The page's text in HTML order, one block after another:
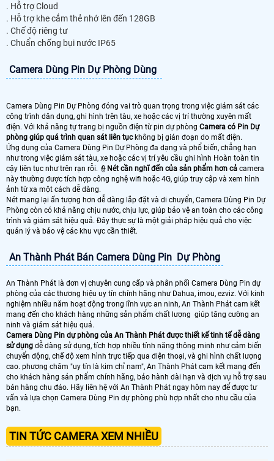
. Hỗ trợ Cloud
. Hỗ trợ khe cắm thẻ nhớ lên đến 128GB
. Chế độ riêng tư
. Chuẩn chống bụi nước IP65
Camera Dùng Pin Dự Phòng Dùng
Camera Dùng Pin Dự Phòng đóng vai trò quan trọng trong việc giám sát các
công trình dân dụng, ghi hình trên tàu, xe hoặc các vị trí thường xuyên mất
điện. Với khả năng tự trang bị nguồn điện từ pin dự phòng Camera có Pin Dự
phòng giúp quá trình quan sát liên tụckhông bị gián đoạn do mất điện.
Ứng dụng của Camera Dùng Pin Dự Phòng đa dạng và phổ biến, chẳng hạn
như trong việc giám sát tàu, xe hoặc các vị trí yêu cầu ghi hình Hoàn toàn tin
cậy liên tục như trên rạn rỗi. 👮 Nét cần nghĩ đến của sản phẩm hơn cả camera
này thường được tích hợp công nghệ wifi hoặc 4G, giúp truy cập và xem hình
ảnh từ xa một cách dễ dàng.
Nét mang lại ấn tượng hơn dễ dàng lắp đặt và di chuyển, Camera Dùng Pin Dự
Phòng còn có khả năng chịu nước, chịu lực, giúp bảo vệ an toàn cho các công
trình và giám sát hiệu quả. Đây thực sự là một giải pháp hiệu quả cho việc
quản lý và bảo vệ các khu vực cần thiết.
An Thành Phát Bán Camera Dùng Pin Dự Phòng
An Thành Phát là đơn vị chuyên cung cấp và phân phối Camera Dùng Pin dự
phòng của các thương hiệu uy tín chính hãng như Dahua, imou, ezviz. Với kinh
nghiệm nhiều năm hoạt động trong lĩnh vực an ninh, An Thành Phát cam kết
mang đến cho khách hàng những sản phẩm chất lượng giúp tăng cường an
ninh và giám sát hiệu quả.
Camera Dùng Pin dự phòng của An Thành Phát được thiết kế tinh tế dễ dàng
sử dụng dễ dàng sử dụng, tích hợp nhiều tính năng thông minh như cảm biến
chuyển động, chế độ xem hình trực tiếp qua điện thoại, và ghi hình chất lượng
cao. phương châm "uy tín là kim chỉ nam", An Thành Phát cam kết mang đến
cho khách hàng sản phẩm chính hãng, bảo hành dài hạn và dịch vụ hỗ trợ sau
bán hàng chu đáo. Hãy liên hệ với An Thành Phát ngay hôm nay để được tư
vấn và lựa chọn Camera Dùng Pin dự phòng phù hợp nhất cho nhu cầu của
bạn.
TIN TỨC CAMERA XEM NHIỀU